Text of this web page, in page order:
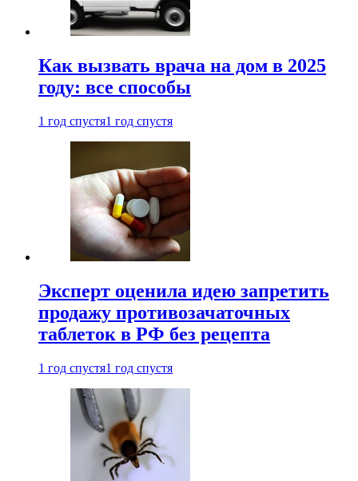
Как вызвать врача на дом в 2025
году: все способы
1 год спустя1 год спустя
Эксперт оценила идею запретить
продажу противозачаточных
таблеток в РФ без рецепта
1 год спустя1 год спустя